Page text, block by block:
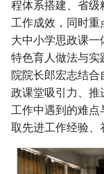
程体系搭建、省级
工作成效，同时
大中小学思政课
特色育人做法与实
院院长郎宏志结
政课堂吸引力、推
工作中遇到的难点
取先进工作经验、